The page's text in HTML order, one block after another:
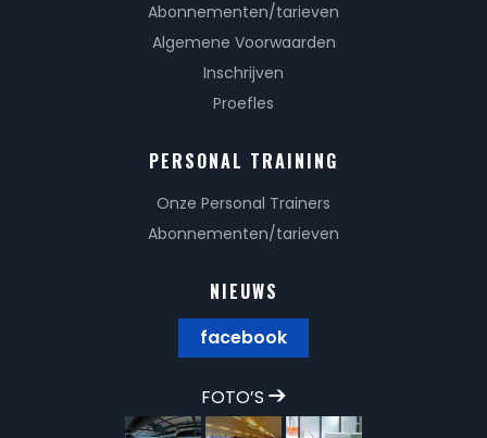
Abonnementen/tarieven
Algemene Voorwaarden
Inschrijven
Proefles
PERSONAL TRAINING
Onze Personal Trainers
Abonnementen/tarieven
NIEUWS
facebook
FOTO’S